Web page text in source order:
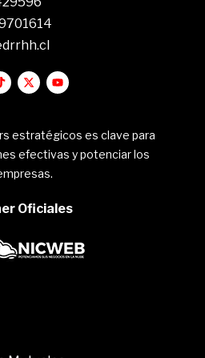
estratégicos es clave para
efectivas y potenciar los
Oficiales